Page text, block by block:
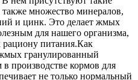
множество минералов,
и цинк. Это делает жмых
для нашего организма,
питания.Как
гранулированный
производстве кормов для
не только нормальный